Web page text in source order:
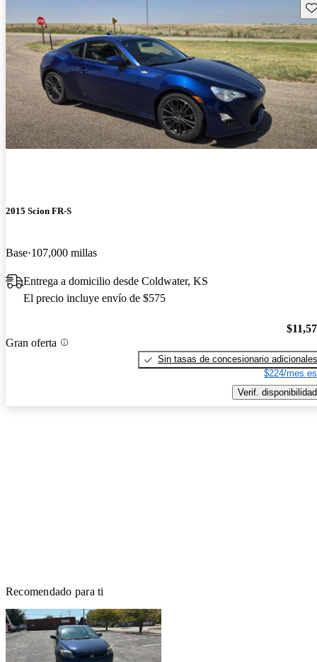
2015 Scion FR-S
Base 107,000 millas
Entrega a domicilio desde Coldwater, KS
El precio incluye envío de $575
Gran oferta
Sin tasas de concesionario adicionales
$224/mes
Verif. disponibilidad
Recomendado para ti